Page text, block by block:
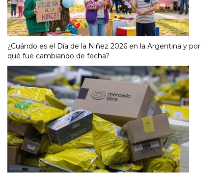
¿Cuándo es el Día de la Niñez 2026 en la Argentina y por
qué fue cambiando de fecha?